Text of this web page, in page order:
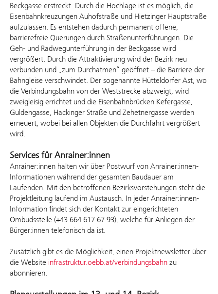
Beckgasse erstreckt. Durch die Hochlage ist es möglich, die
Eisenbahnkreuzungen Auhofstraße und Hietzinger Hauptstraße
aufzulassen. Es entstehen dadurch permanent offene,
barrierefreie Querungen durch Straßenunterführungen. Die
Geh- und Radwegunterführung in der Beckgasse wird
vergrößert. Durch die Attraktivierung wird der Bezirk neu
verbunden und „zum Durchatmen“ geöffnet – die Barriere der
Bahngleise verschwindet. Der sogenannte Hütteldorfer Ast, wo
die Verbindungsbahn von der Weststrecke abzweigt, wird
zweigleisig errichtet und die Eisenbahnbrücken Kefergasse,
Guldengasse, Hackinger Straße und Zehetnergasse werden
erneuert, wobei bei allen Objekten die Durchfahrt vergrößert
wird.
Services für Anrainer:innen
Anrainer:innen halten wir über Postwurf von Anrainer:innen-
Informationen während der gesamten Baudauer am
Laufenden. Mit den betroffenen Bezirksvorstehungen steht die
Projektleitung laufend im Austausch. In jeder Anrainer:innen-
Information findet sich der Kontakt zur eingerichteten
Ombudsstelle (+43 664 617 67 93), welche für Anliegen der
Bürger:innen telefonisch da ist.
Zusätzlich gibt es die Möglichkeit, einen Projektnewsletter über
die Website infrastruktur.oebb.at/verbindungsbahn zu
abonnieren.